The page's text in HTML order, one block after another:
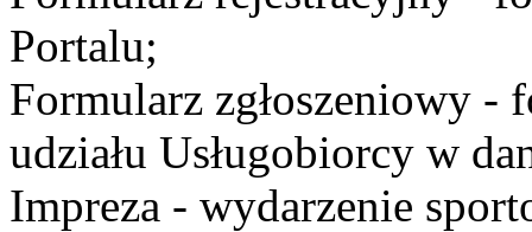
Portalu;
Formularz zgłoszeniowy -
udziału Usługobiorcy w
Impreza - wydarzenie